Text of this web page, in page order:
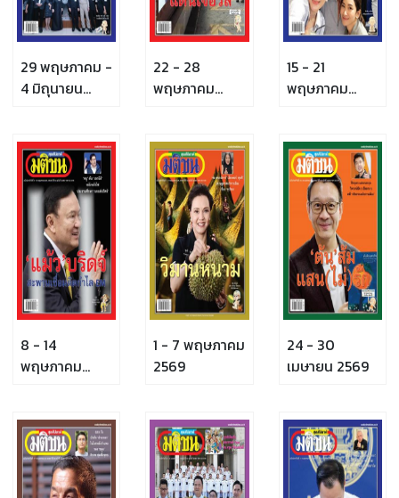
29 พฤษภาคม -
4 มิถุนายน
22 - 28
พฤษภาคม
15 - 21
พฤษภาคม
8 - 14
พฤษภาคม
1 - 7 พฤษภาคม
2569
24 - 30
เมษายน 2569